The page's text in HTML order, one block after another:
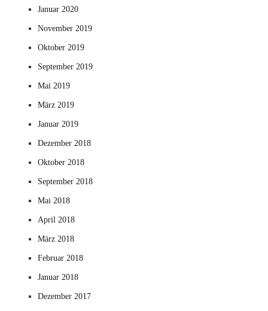
Januar 2020
November 2019
Oktober 2019
September 2019
Mai 2019
März 2019
Januar 2019
Dezember 2018
Oktober 2018
September 2018
Mai 2018
April 2018
März 2018
Februar 2018
Januar 2018
Dezember 2017